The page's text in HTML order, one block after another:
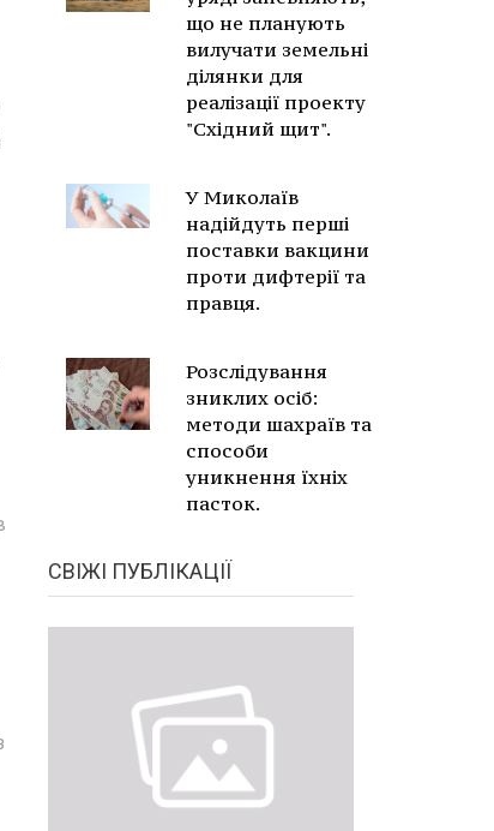
що не планують
вилучати земельні
ділянки для
реалізації проекту
"Східний щит".
У Миколаїв
надійдуть перші
поставки вакцини
проти дифтерії та
правця.
Розслідування
зниклих осіб:
методи шахраїв та
способи
уникнення їхніх
пасток.
СВІЖІ ПУБЛІКАЦІЇ